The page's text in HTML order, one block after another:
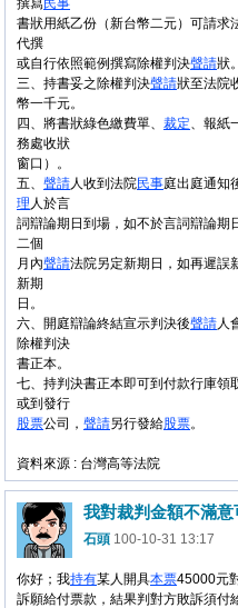
撰寫民事
書狀用紙乙份（新台幣二元）可請求
代撰
或自行依照範例撰寫除權判決聲請狀。
三、持書妥之除權判決聲請狀至法院
幣一千元。
四、將書狀綠色繳費單、 裁定、報紙
務處收狀
窗口）。
五、 聲請人收到法院民事庭出庭通知
理 人於言
詞辯論期日到場，如不於言詞辯論期
二個
月內聲請法院另定新期日，如再遲誤
新期
日。
六、開庭辯論終結宣示判決後聲請人
除權判決
書正本。
七、持判決書正本即可到付款行庫領
或到發行
股票公司， 聲請另行發給股票。
資料來源 : 台灣高等法院
我對裁判金額不滿
石頭 100-10-31 13:17
你好；我持有某人開具本票45000元
訴願給付票款，結果判對方敗訴須付